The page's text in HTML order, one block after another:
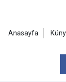
Anasayfa